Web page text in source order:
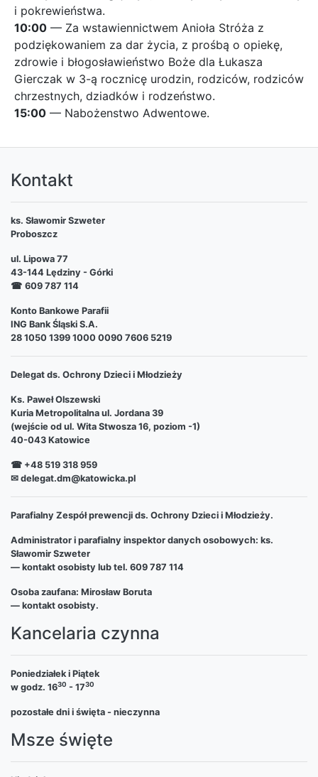
i pokrewieństwa.
10:00 — Za wstawiennictwem Anioła Stróża z
podziękowaniem za dar życia, z prośbą o opiekę,
zdrowie i błogosławieństwo Boże dla Łukasza
Gierczak w 3-ą rocznicę urodzin, rodziców, rodziców
chrzestnych, dziadków i rodzeństwo.
15:00 — Nabożenstwo Adwentowe.
Kontakt
ks. Sławomir Szweter
Proboszcz
ul. Lipowa 77
43-144 Lędziny - Górki
☎ 609 787 114
Konto Bankowe Parafii
ING Bank Śląski S.A.
28 1050 1399 1000 0090 7606 5219
Delegat ds. Ochrony Dzieci i Młodzieży
Ks. Paweł Olszewski
Kuria Metropolitalna ul. Jordana 39
(wejście od ul. Wita Stwosza 16, poziom -1)
40-043 Katowice
☎ +48 519 318 959
✉ delegat.dm@katowicka.pl
Parafialny Zespół prewencji ds. Ochrony Dzieci i Młodzieży.
Administrator i parafialny inspektor danych osobowych: ks.
Sławomir Szweter
— kontakt osobisty lub tel. 609 787 114
Osoba zaufana: Mirosław Boruta
— kontakt osobisty.
Kancelaria czynna
Poniedziałek i Piątek
w godz. 1630 - 1730
pozostałe dni i święta - nieczynna
Msze święte